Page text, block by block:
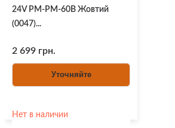
24V PM-PM-60B Жовтий
(0047)...
2 699 грн.
Уточняйте
Нет в наличии